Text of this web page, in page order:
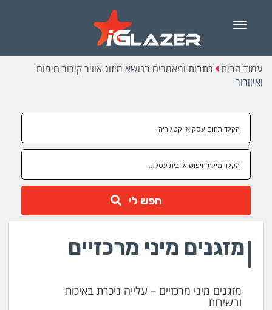
Menu
עמוד הבית
כתבות ומאמרים בנושא מיזוג אוויר קירור חימום
ואיוורור
חפש לי
מזגנים מיני מרכזיים
מזגנים מיני מרכזיים – עלייה ניכרת באיכות
ובשירות